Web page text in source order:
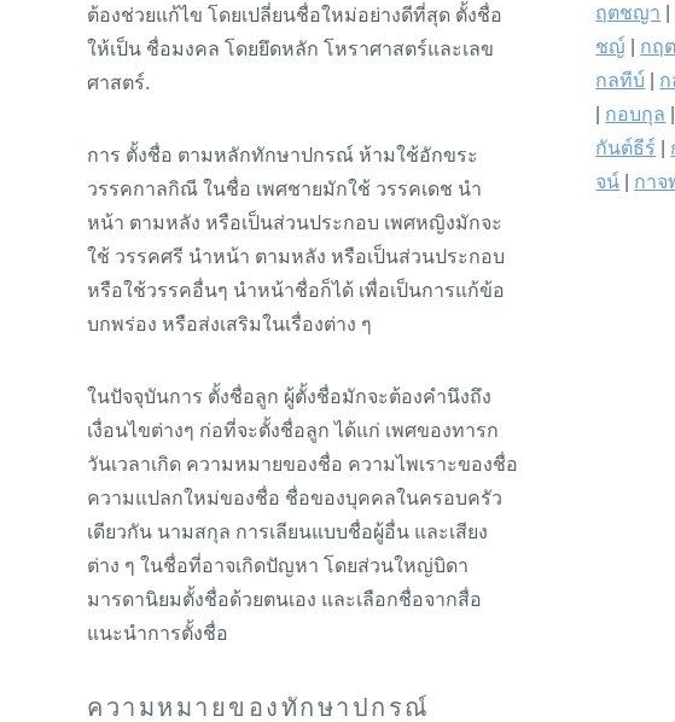
ต้องช่วยแก้ไข โดยเปลี่ยนชื่อใหม่อย่างดีที่สุด ตั้งชื่อ
ให้เป็น ชื่อมงคล โดยยึดหลัก โหราศาสตร์และเลข
ศาสตร์.
การ ตั้งชื่อ ตามหลักทักษาปกรณ์ ห้ามใช้อักขระ
วรรคกาลกิณี ในชื่อ เพศชายมักใช้ วรรคเดช นำ
หน้า ตามหลัง หรือเป็นส่วนประกอบ เพศหญิงมักจะ
ใช้ วรรคศรี นำหน้า ตามหลัง หรือเป็นส่วนประกอบ
หรือใช้วรรคอื่นๆ นำหน้าชื่อก็ได้ เพื่อเป็นการแก้ข้อ
บกพร่อง หรือส่งเสริมในเรื่องต่าง ๆ
ในปัจจุบันการ ตั้งชื่อลูก ผู้ตั้งชื่อมักจะต้องคำนึงถึง
เงื่อนไขต่างๆ ก่อที่จะตั้งชื่อลูก ได้แก่ เพศของทารก
วันเวลาเกิด ความหมายของชื่อ ความไพเราะของชื่อ
ความแปลกใหม่ของชื่อ ชื่อของบุคคลในครอบครัว
เดียวกัน นามสกุล การเลียนแบบชื่อผู้อื่น และเสียง
ต่าง ๆ ในชื่อที่อาจเกิดปัญหา โดยส่วนใหญ่บิดา
มารดานิยมตั้งชื่อด้วยตนเอง และเลือกชื่อจากสื่อ
แนะนำการตั้งชื่อ
ความหมายของทักษาปกรณ์
ฤตชญา
ชญ์
กฤ
กลทีบ์
กอบกุล
กันต์ธีร์
จน์
กาจ